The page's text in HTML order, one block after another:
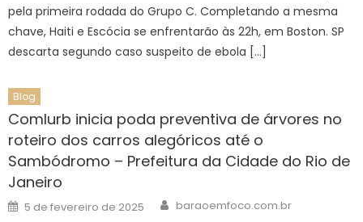
pela primeira rodada do Grupo C. Completando a mesma
chave, Haiti e Escócia se enfrentarão às 22h, em Boston. SP
descarta segundo caso suspeito de ebola […]
Blog
Comlurb inicia poda preventiva de árvores no
roteiro dos carros alegóricos até o
Sambódromo – Prefeitura da Cidade do Rio de
Janeiro
Posted
on
5 de fevereiro de 2025 Author
baraoemfoco.com.br